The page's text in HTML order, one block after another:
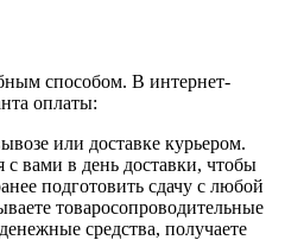
способом. В интернет-
оплаты:
или доставке курьером.
с вами в день доставки, чтобы
подготовить сдачу с любой
товаросопроводительные
средства, получаете